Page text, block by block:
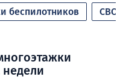
беспилотников СВО
недели